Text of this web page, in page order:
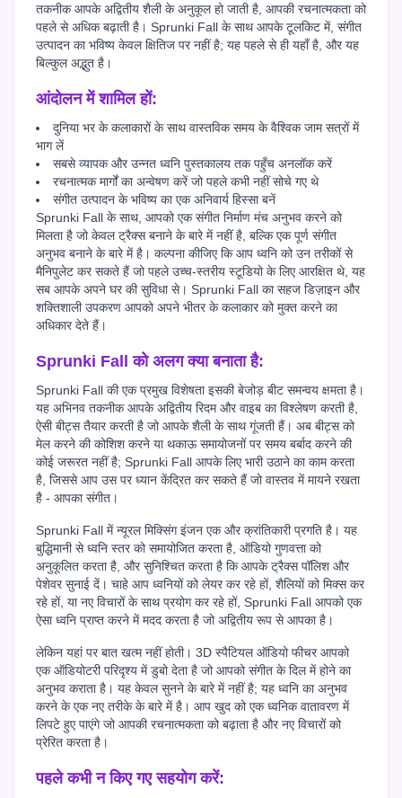
तकनीक आपके अद्वितीय शैली के अनुकूल हो जाती है, आपकी रचनात्मकता को
पहले से अधिक बढ़ाती है। Sprunki Fall के साथ आपके टूलकिट में, संगीत
उत्पादन का भविष्य केवल क्षितिज पर नहीं है; यह पहले से ही यहाँ है, और यह
बिल्कुल अद्भुत है।
आंदोलन में शामिल हों:
दुनिया भर के कलाकारों के साथ वास्तविक समय के वैश्विक जाम सत्रों में
भाग लें
सबसे व्यापक और उन्नत ध्वनि पुस्तकालय तक पहुँच अनलॉक करें
रचनात्मक मार्गों का अन्वेषण करें जो पहले कभी नहीं सोचे गए थे
संगीत उत्पादन के भविष्य का एक अनिवार्य हिस्सा बनें
Sprunki Fall के साथ, आपको एक संगीत निर्माण मंच अनुभव करने को
मिलता है जो केवल ट्रैक्स बनाने के बारे में नहीं है, बल्कि एक पूर्ण संगीत
अनुभव बनाने के बारे में है। कल्पना कीजिए कि आप ध्वनि को उन तरीकों से
मैनिपुलेट कर सकते हैं जो पहले उच्च-स्तरीय स्टूडियो के लिए आरक्षित थे, यह
सब आपके अपने घर की सुविधा से। Sprunki Fall का सहज डिज़ाइन और
शक्तिशाली उपकरण आपको अपने भीतर के कलाकार को मुक्त करने का
अधिकार देते हैं।
Sprunki Fall को अलग क्या बनाता है:
Sprunki Fall की एक प्रमुख विशेषता इसकी बेजोड़ बीट समन्वय क्षमता है।
यह अभिनव तकनीक आपके अद्वितीय रिदम और वाइब का विश्लेषण करती है,
ऐसी बीट्स तैयार करती है जो आपके शैली के साथ गूंजती हैं। अब बीट्स को
मेल करने की कोशिश करने या थकाऊ समायोजनों पर समय बर्बाद करने की
कोई जरूरत नहीं है; Sprunki Fall आपके लिए भारी उठाने का काम करता
है, जिससे आप उस पर ध्यान केंद्रित कर सकते हैं जो वास्तव में मायने रखता
है - आपका संगीत।
Sprunki Fall में न्यूरल मिक्सिंग इंजन एक और क्रांतिकारी प्रगति है। यह
बुद्धिमानी से ध्वनि स्तर को समायोजित करता है, ऑडियो गुणवत्ता को
अनुकूलित करता है, और सुनिश्चित करता है कि आपके ट्रैक्स पॉलिश और
पेशेवर सुनाई दें। चाहे आप ध्वनियों को लेयर कर रहे हों, शैलियों को मिक्स कर
रहे हों, या नए विचारों के साथ प्रयोग कर रहे हों, Sprunki Fall आपको एक
ऐसा ध्वनि प्राप्त करने में मदद करता है जो अद्वितीय रूप से आपका है।
लेकिन यहां पर बात खत्म नहीं होती। 3D स्पैटियल ऑडियो फीचर आपको
एक ऑडियोटरी परिदृश्य में डुबो देता है जो आपको संगीत के दिल में होने का
अनुभव कराता है। यह केवल सुनने के बारे में नहीं है; यह ध्वनि का अनुभव
करने के एक नए तरीके के बारे में है। आप खुद को एक ध्वनिक वातावरण में
लिपटे हुए पाएंगे जो आपकी रचनात्मकता को बढ़ाता है और नए विचारों को
प्रेरित करता है।
पहले कभी न किए गए सहयोग करें: